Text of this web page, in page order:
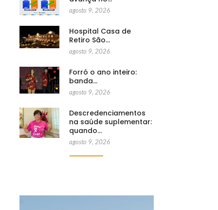
agosto 9, 2026
Hospital Casa de
Retiro São…
agosto 9, 2026
Forró o ano inteiro:
banda…
agosto 9, 2026
Descredenciamentos
na saúde suplementar:
quando…
agosto 9, 2026